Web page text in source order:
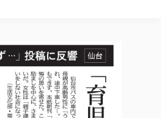
行為の防止等に関する対応
東北福祉大学通信」
ゼミⅠ）について
テキスト等）
集）
172条の2に基づく情報公開
の公表
アサポート
ア教育
究活動
動
介
・リポジトリ
生涯教育・キャリア教育TOP
座